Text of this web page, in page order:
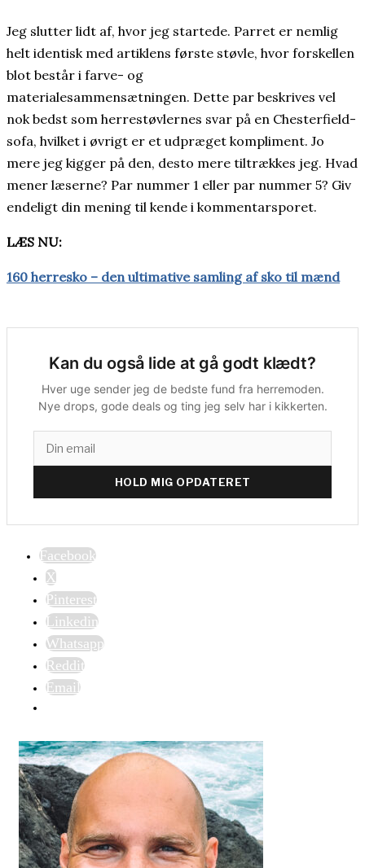
Jeg slutter lidt af, hvor jeg startede. Parret er nemlig
helt identisk med artiklens første støvle, hvor forskellen
blot består i farve- og
materialesammensætningen. Dette par beskrives vel
nok bedst som herrestøvlernes svar på en Chesterfield-
sofa, hvilket i øvrigt er et udpræget kompliment. Jo
mere jeg kigger på den, desto mere tiltrækkes jeg. Hvad
mener læserne? Par nummer 1 eller par nummer 5? Giv
endeligt din mening til kende i kommentarsporet.
LÆS NU:
160 herresko – den ultimative samling af sko til mænd
Kan du også lide at gå godt klædt?
Hver uge sender jeg de bedste fund fra herremoden.
Nye drops, gode deals og ting jeg selv har i kikkerten.
HOLD MIG OPDATERET
Facebook
X
Pinterest
Linkedin
Whatsapp
Reddit
Email